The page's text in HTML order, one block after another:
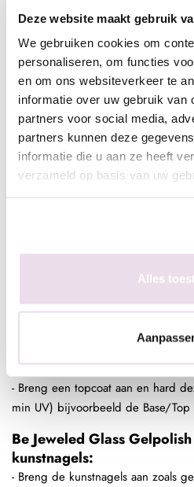
Deze website maakt gebruik
We gebruiken cookies om
personaliseren, om functies
en om ons websiteverkeer te
informatie over uw gebruik van
partners voor social media,
partners kunnen deze
informatie die u aan ze heeft
verzameld op basis van uw
Alles
Gellak aanbrengen:
Be Jeweled Glass
natuurlijke nagels:
- Duw de nagelriemen naar achter
verwijder de overgebleven dode
met de cuticle clean flame bit.
- Verwijder de glans van de
zachte 180 gritt vijl
- Dehydrateer de natuurlijke
Sunlight, 2 min UV) bijvoorbeeld
of de Base/Top
- Breng een dunne laag Be
uit (30 sec Sunlight, 2 min UV)
- Breng een tweede dunne laag
sec Sunlight, 2 min UV)
- Breng een topcoat aan en hard
min UV) bijvoorbeeld de Base/Top
Be Jeweled Glass
kunstnagels:
- Breng de kunstnagels aan zoals